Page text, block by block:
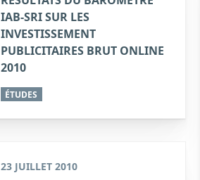
IAB-SRI SUR LES
INVESTISSEMENT
PUBLICITAIRES BRUT ONLINE
2010
ÉTUDES
23 JUILLET 2010